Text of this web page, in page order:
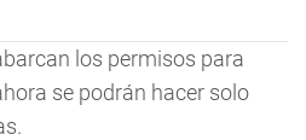
los permisos para
se podrán hacer solo